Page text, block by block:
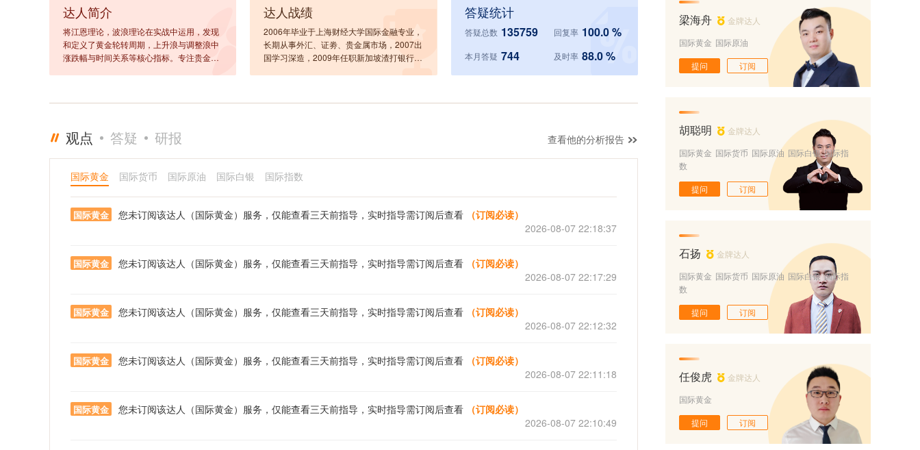
达人简介
将江恩理论，波浪理论在实战中运用，发现
和定义了黄金轮转周期，上升浪与调整浪中
涨跌幅与时间关系等核心指标。专注贵金属
达人战绩
2006年毕业于上海财经大学国际金融专业，
长期从事外汇、证劵、贵金属市场，2007出
国学习深造，2009年任职新加坡渣打银行参
答疑统计
答疑总数 135759 回复率 100.0 %
本月答疑 744 及时率 88.0 %
观点 答疑 研报 查看他的分析报告
国际黄金 国际货币 国际原油 国际白银 国际指数
国际黄金 您未订阅该达人（国际黄金）服务，仅能查看三天前指导，实时指导需订阅后查看
（订阅必读）
2026-08-07 22:18:37
国际黄金 您未订阅该达人（国际黄金）服务，仅能查看三天前指导，实时指导需订阅后查看
（订阅必读）
2026-08-07 22:17:29
国际黄金 您未订阅该达人（国际黄金）服务，仅能查看三天前指导，实时指导需订阅后查看
（订阅必读）
2026-08-07 22:12:32
国际黄金 您未订阅该达人（国际黄金）服务，仅能查看三天前指导，实时指导需订阅后查看
（订阅必读）
2026-08-07 22:11:18
国际黄金 您未订阅该达人（国际黄金）服务，仅能查看三天前指导，实时指导需订阅后查看
（订阅必读）
2026-08-07 22:10:49
梁海舟
金牌达人
国际黄金 国际原油
提问
订阅
胡聪明
金牌达人
国际黄金 国际货币 国际原油 国际白银 国际指
数
提问
订阅
石扬
金牌达人
国际黄金 国际货币 国际原油 国际白银 国际指
数
提问
订阅
任俊虎
金牌达人
国际黄金
提问
订阅